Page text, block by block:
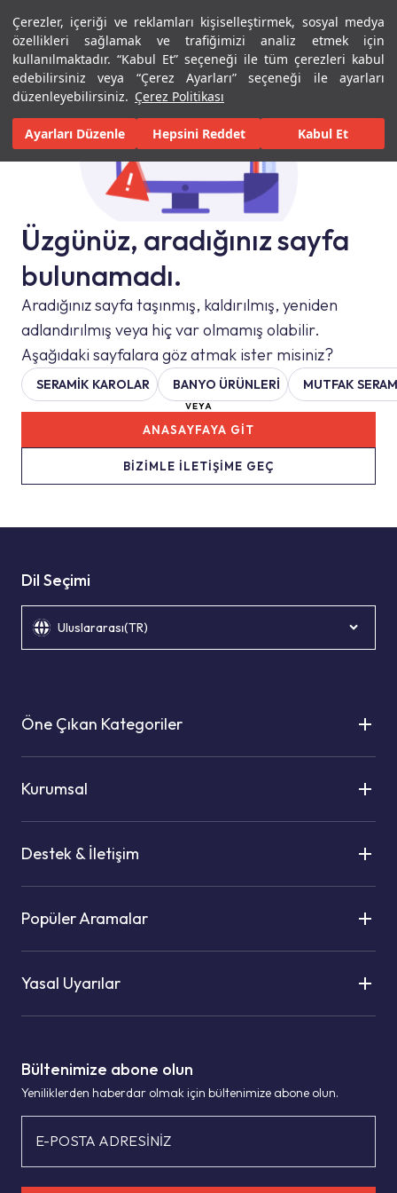
Çerezler, içeriği ve reklamları kişiselleştirmek, sosyal medya
özellikleri sağlamak ve trafiğimizi analiz etmek için
kullanılmaktadır. “Kabul Et” seçeneği ile tüm çerezleri kabul
edebilirsiniz veya “Çerez Ayarları” seçeneği ile ayarları
düzenleyebilirsiniz. Çerez Politikası
Ayarları Düzenle Hepsini Reddet Kabul Et
Menü Menü
Üzgünüz, aradığınız sayfa
bulunamadı.
Aradığınız sayfa taşınmış, kaldırılmış, yeniden
adlandırılmış veya hiç var olmamış olabilir.
Aşağıdaki sayfalara göz atmak ister misiniz?
SERAMIK KAROLAR BANYO ÜRÜNLERİ MUTFAK
VEYA
BİZİMLE İLETİŞİME GEÇ
ANASAYFAYA GİT
Bültenimize abone olun
Yeniliklerden haberdar olmak için bültenimize abone olun.
E-POSTA ADRESİNİZ
Dil Seçimi
Uluslararası(TR)
Öne Çıkan Kategoriler
Kurumsal
Destek & İletişim
Popüler Aramalar
Yasal Uyarılar